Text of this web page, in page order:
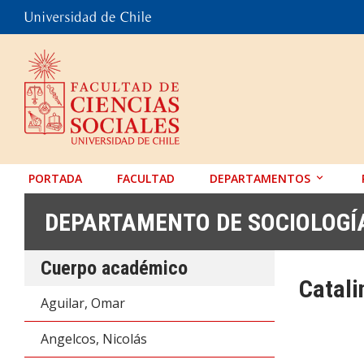
PORTADA FACULTAD
DEPARTAMENTOS
SOCIOLOGÍA
TRABAJO SOCIAL
DEPARTAMENTO DE
Cuerpo académico
Aguilar, Omar
Angelcos, Nicolás